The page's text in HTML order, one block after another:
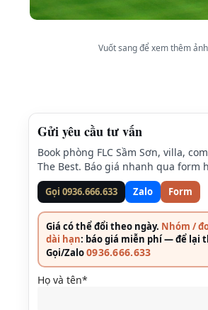
Vuốt sang để xem thêm
Gửi yêu cầu tư vấn
Book phòng FLC Sầm Sơn, villa,
The Best. Báo giá nhanh qua form
Gọi 0936.666.633 Zalo Form
Giá có thể đổi theo ngày. Nhóm /
dài hạn: báo giá miễn phí — để lại
Gọi/Zalo0936.666.633
Họ và tên*